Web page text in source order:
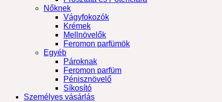
Nőknek
Vágyfokozók
Krémek
Mellnövelők
Feromon parfümök
Egyéb
Pároknak
Feromon parfüm
Pénisznövelő
Síkosító
Személyes vásárlás